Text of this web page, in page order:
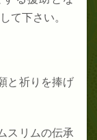
て下さい。
祈りを捧げ
リムの伝承